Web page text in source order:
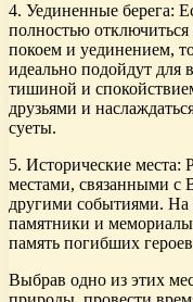
4. Уединенные берега:
полностью отключиться
покоем и уединением,
идеально подойдут для
тишиной и
друзьями и
суеты.
5. Исторические места:
местами, связанными с
другими событиями. На
памятники и
память погибших
Выбрав одно из этих